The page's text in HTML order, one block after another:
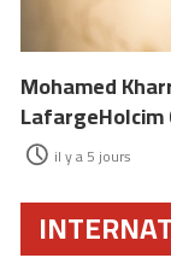
Mohamed
LafargeHolcim
il y a 5 jours